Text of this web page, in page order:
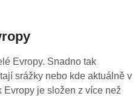
Evropy. Snadno tak
srážky nebo kde aktuálně v
Evropy je složen z více než